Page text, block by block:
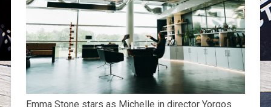
Emma Stone stars as Michelle in director Yorgos